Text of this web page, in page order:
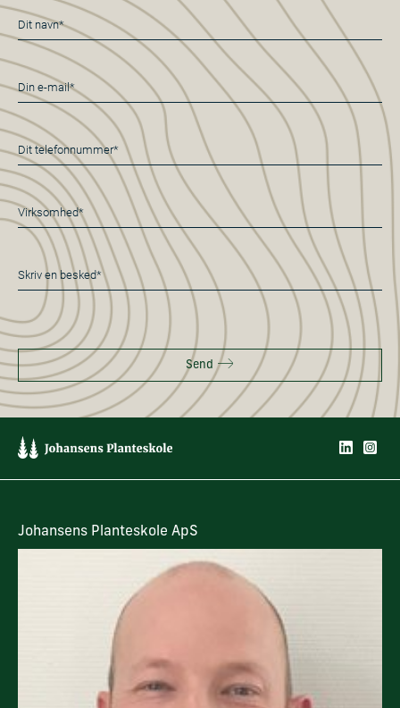
Navn
*
E-
mail
*
Telefon
*
Virksomhed
*
Besked
*
Send
Johansens Planteskole ApS